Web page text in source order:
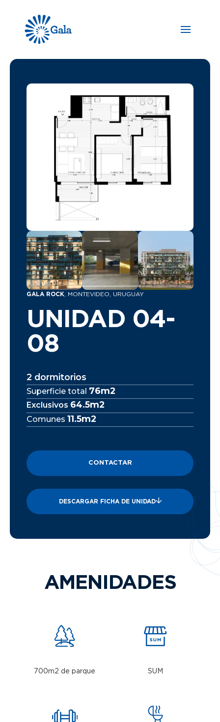
GALA ROCK , MONTEVIDEO, URUGUAY
UNIDAD 04-
08
2 dormitorios
Superficie total 76m2
Exclusivos 64.5m2
Comunes 11.5m2
CONTACTAR
DESCARGAR FICHA DE UNIDAD
AMENIDADES
700m2 de parque SUM